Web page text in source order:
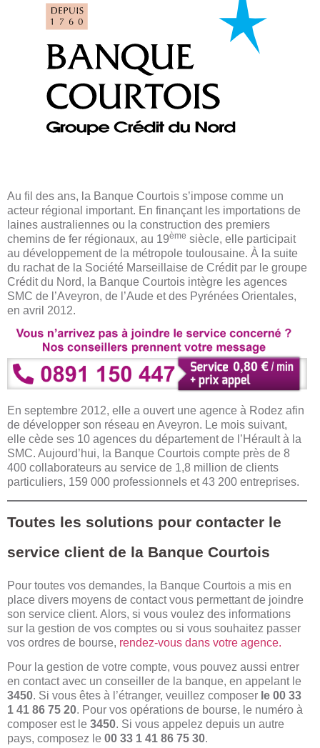
Au fil des ans, la Banque Courtois s’impose comme un
acteur régional important. En finançant les importations de
laines australiennes ou la construction des premiers
chemins de fer régionaux, au 19ème siècle, elle participait
au développement de la métropole toulousaine. À la suite
du rachat de la Société Marseillaise de Crédit par le groupe
Crédit du Nord, la Banque Courtois intègre les agences
SMC de l’Aveyron, de l’Aude et des Pyrénées Orientales,
en avril 2012.
En septembre 2012, elle a ouvert une agence à Rodez afin
de développer son réseau en Aveyron. Le mois suivant,
elle cède ses 10 agences du département de l’Hérault à la
SMC. Aujourd’hui, la Banque Courtois compte près de 8
400 collaborateurs au service de 1,8 million de clients
particuliers, 159 000 professionnels et 43 200 entreprises.
Toutes les solutions pour contacter le
service client de la Banque Courtois
Pour toutes vos demandes, la Banque Courtois a mis en
place divers moyens de contact vous permettant de joindre
son service client. Alors, si vous voulez des informations
sur la gestion de vos comptes ou si vous souhaitez passer
vos ordres de bourse, rendez-vous dans votre agence.
Pour la gestion de votre compte, vous pouvez aussi entrer
en contact avec un conseiller de la banque, en appelant le
3450. Si vous êtes à l’étranger, veuillez composer le 00 33
1 41 86 75 20. Pour vos opérations de bourse, le numéro à
composer est le 3450. Si vous appelez depuis un autre
pays, composez le 00 33 1 41 86 75 30.